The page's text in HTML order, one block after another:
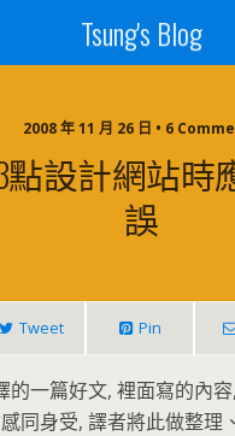
Tsung's Blog
2008 年 11 月 26 日 • 6
點設計網站時
誤
Tweet Pin
的一篇好文, 裡面寫的內
同身受, 譯者將此做整理